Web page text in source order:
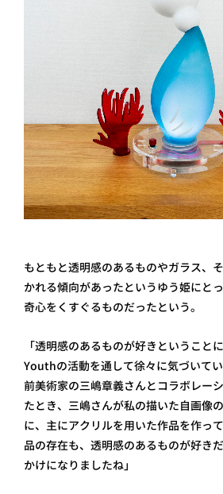
もともと透明感のあるものやガラス、
かれる傾向があったというゆう姫にと
奇心をくすぐるものだったという。
「透明感のあるものが好きというこ
Youthの活動を通して徐々に気づいて
前美術家の三嶋章義さんとコラボレー
たとき、三嶋さんが私の描いた自画像
に、主にアクリルを用いた作品を作っ
品の存在も、透明感のあるものが好き
かけになりましたね」